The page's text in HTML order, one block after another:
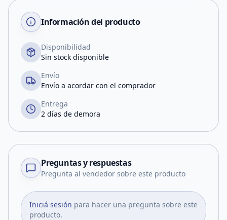
Información del producto
Disponibilidad
Sin stock disponible
Envío
Envío a acordar con el comprador
Entrega
2 días de demora
Preguntas y respuestas
Pregunta al vendedor sobre este producto
Iniciá sesión para hacer una pregunta sobre este
producto.